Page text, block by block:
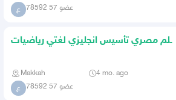
ع عضو 57 78592
معلم مصري تأسيس انجليزي لغتي رياضيات
Makkah 4 mo. ago
ع عضو 57 78592